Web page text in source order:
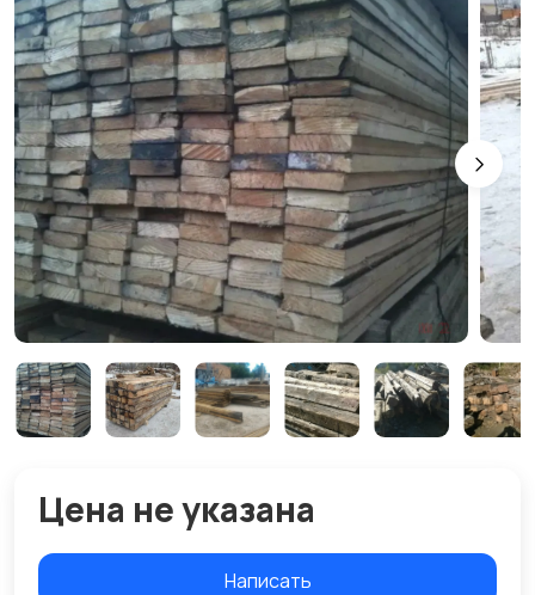
Цена не указана
Написать